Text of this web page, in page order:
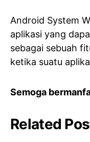
Android System
aplikasi yang
sebagai sebuah
ketika suatu
Semoga
Related